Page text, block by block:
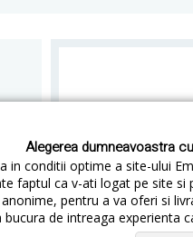
Alegerea dumneavoastra
in conditii optime a site-ului
faptul ca v-ati logat pe site
anonime, pentru a va oferi si
bucura de intreaga experienta
Cum livram